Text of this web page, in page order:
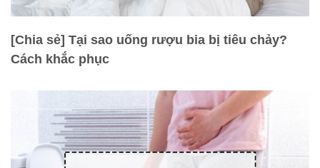
[Chia sẻ] Tại sao uống rượu bia bị tiêu chảy?
Cách khắc phục